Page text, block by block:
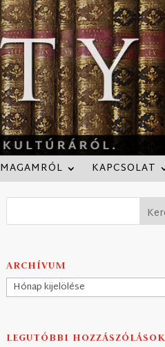
MAGAMRÓL KAPCSOLAT
ARCHÍVUM
Archívum
LEGUTÓBBI HOZZÁSZÓLÁSOK